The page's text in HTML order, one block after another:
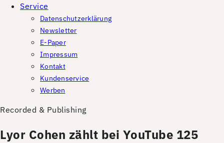
Service
Datenschutzerklärung
Newsletter
E-Paper
Impressum
Kontakt
Kundenservice
Werben
Recorded & Publishing
Lyor Cohen zählt bei YouTube 125